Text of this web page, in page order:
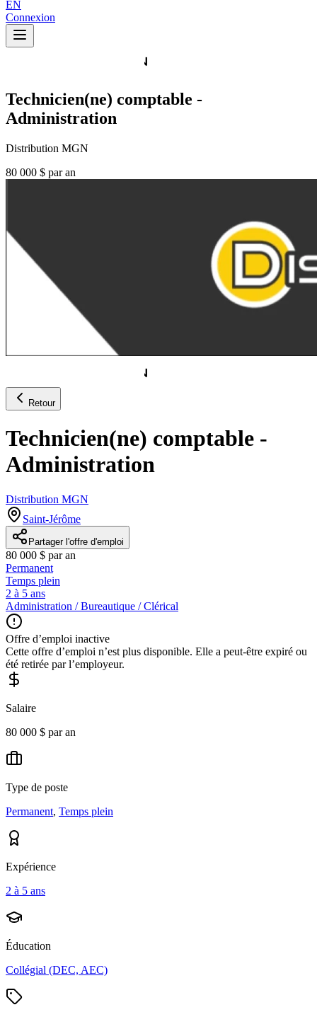
EN
Connexion
Technicien(ne) comptable -
Administration
Distribution MGN
80 000 $ par an
Retour
Technicien(ne) comptable -
Administration
Distribution MGN
Saint-Jérôme
Partager l'offre d'emploi
80 000 $ par an
Permanent
Temps plein
2 à 5 ans
Administration / Bureautique / Clérical
Offre d’emploi inactive
Cette offre d’emploi n’est plus disponible. Elle a peut-être expiré ou
été retirée par l’employeur.
Salaire
80 000 $ par an
Type de poste
Permanent, Temps plein
Expérience
2 à 5 ans
Éducation
Collégial (DEC, AEC)